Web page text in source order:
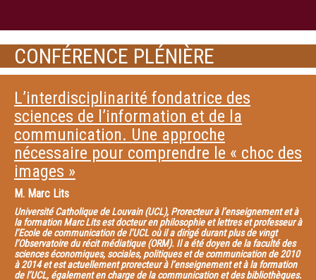
CONFÉRENCE PLÉNIÈRE
L’interdisciplinarité fondatrice des
sciences de l’information et de la
communication. Une approche
nécessaire pour comprendre le « choc des
images »
M. Marc Lits
Université Catholique de Louvain (UCL), Prorecteur à l’enseignement et à
la formation Marc Lits est docteur en philosophie et lettres et professeur à
l’Ecole de communication de l’UCL où il a dirigé durant plus de vingt
l’Observatoire du récit médiatique (ORM). Il a été doyen de la faculté des
sciences économiques, sociales, politiques et de communication de 2010
à 2014 et est actuellement prorecteur à l’enseignement et à la formation
de l’UCL, également en charge de la communication et des bibliothèques.